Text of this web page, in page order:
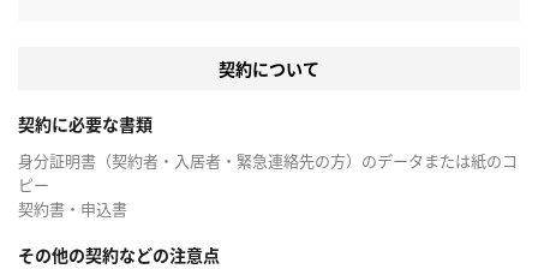
契約について
契約に必要な書類
身分証明書（契約者・入居者・緊急連絡先の方）のデータまたは紙のコ
ピー
契約書・申込書
その他の契約などの注意点